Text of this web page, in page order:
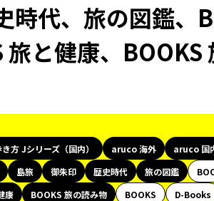
時代、旅の図鑑、
と健康、BOOKS
方 Jシリーズ（国内） aruco 海外 aruco 国
島旅 御朱印 歴史時代 旅の図鑑
康 BOOKS 旅の読み物 BOOKS
D-Books